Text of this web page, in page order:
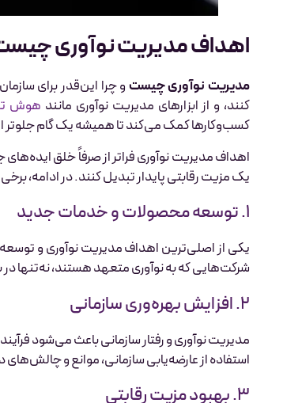
اهداف مدیریت نوآوری
مدیریت نوآوری چیستو چرا این‌قدر برای
کنند، و از ابزارهای مدیریت نوآوری مانند هوش
کسب‌وکارها کمک می‌کند تا همیشه یک گام جلوتر از
اهداف مدیریت نوآوری فراتر از صرفاً خلق
یک مزیت رقابتی پایدار تبدیل کنند. در ادامه،
۱. توسعه محصولات و خدمات جدید
یکی از اصلی‌ترین اهداف مدیریت نوآوری و
شرکت‌هایی که به نوآوری متعهد هستند، نه‌تنها در
۲. افزایش بهره‌وری سازمانی
مدیریت نوآوری و رفتار سازمانی باعث می‌شود
استفاده از عارضه‌یابی سازمانی، موانع و چالش‌های
۳. بهبود مزیت رقابتی